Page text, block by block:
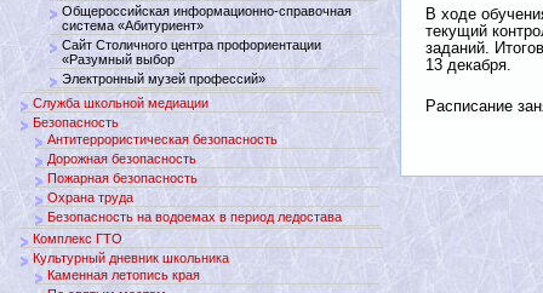
В ходе
текущий
заданий.
13 декабря.
Расписание
Общероссийская информационно-справочная
система «Абитуриент»
Сайт Столичного центра профориентации
«Разумный выбор
Электронный музей профессий»
Служба школьной медиации
Безопасность
Антитеррористическая безопасность
Дорожная безопасность
Пожарная безопасность
Охрана труда
Безопасность на водоемах в период ледостава
Комплекс ГТО
Культурный дневник школьника
Каменная летопись края